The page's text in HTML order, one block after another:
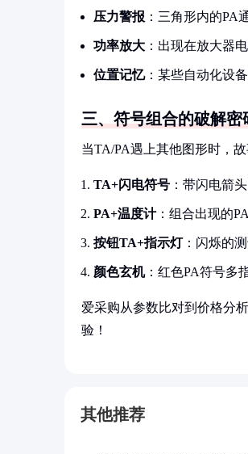
压力警报 ：三角形内的PA
功率放大 ：出现在放大器
位置记忆：某些自动化设备
三、符号组合的破解密
当TA/PA遇上其他图形时，故
TA+闪电符号 ：带闪电箭
PA+温度计：组合出现的
按钮TA+指示灯：闪烁的
颜色玄机：红色PA符号多
爱采购从参数比对到价格分
验！
其他推荐